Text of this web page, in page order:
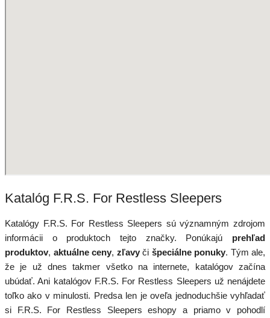
Katalóg F.R.S. For Restless Sleepers
Katalógy F.R.S. For Restless Sleepers sú významným zdrojom
informácii o produktoch tejto značky. Ponúkajú prehľad
produktov, aktuálne ceny, zľavyči špeciálne ponuky. Tým ale,
že je už dnes takmer všetko na internete, katalógov začína
ubúdať. Ani katalógov F.R.S. For Restless Sleepers už nenájdete
toľko ako v minulosti. Predsa len je oveľa jednoduchšie vyhľadať
si F.R.S. For Restless Sleepers eshopy a priamo v pohodlí